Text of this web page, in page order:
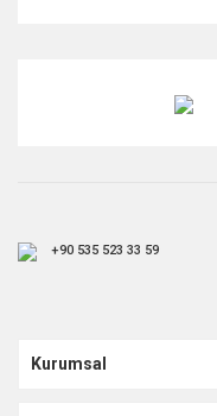
+90 535 523 33 59
Kurumsal